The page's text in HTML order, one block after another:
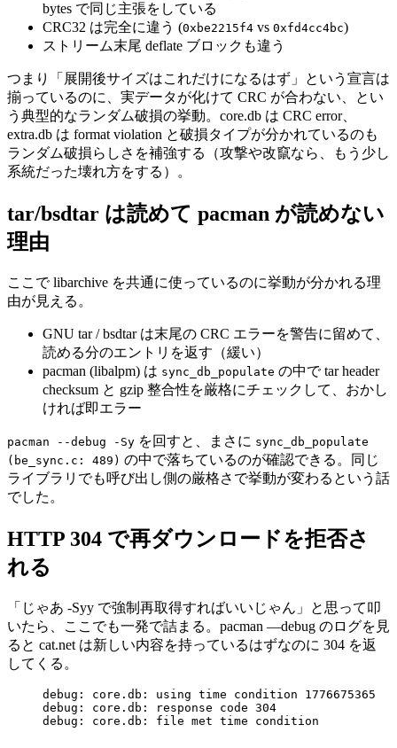
bytes で同じ主張をしている
CRC32 は完全に違う (0xbe2215f4 vs 0xfd4cc4bc)
ストリーム末尾 deflate ブロックも違う
つまり「展開後サイズはこれだけになるはず」という宣言は
揃っているのに、実データが化けて CRC が合わない、とい
う典型的なランダム破損の挙動。core.db は CRC error、
extra.db は format violation と破損タイプが分かれているのも
ランダム破損らしさを補強する（攻撃や改竄なら、もう少し
系統だった壊れ方をする）。
tar/bsdtar は読めて pacman が読めない
理由
ここで libarchive を共通に使っているのに挙動が分かれる理
由が見える。
GNU tar / bsdtar は末尾の CRC エラーを警告に留めて、
読める分のエントリを返す（緩い）
pacman (libalpm) は sync_db_populate の中で tar header
checksum と gzip 整合性を厳格にチェックして、おかし
ければ即エラー
pacman --debug -Sy を回すと、まさに sync_db_populate
(be_sync.c: 489) の中で落ちているのが確認できる。同じ
ライブラリでも呼び出し側の厳格さで挙動が変わるという話
でした。
HTTP 304 で再ダウンロードを拒否さ
れる
「じゃあ -Syy で強制再取得すればいいじゃん」と思って叩
いたら、ここでも一発で詰まる。pacman —debug のログを見
ると cat.net は新しい内容を持っているはずなのに 304 を返
してくる。
debug: core.db: using time condition 1776675365
debug: core.db: response code 304
debug: core.db: file met time condition